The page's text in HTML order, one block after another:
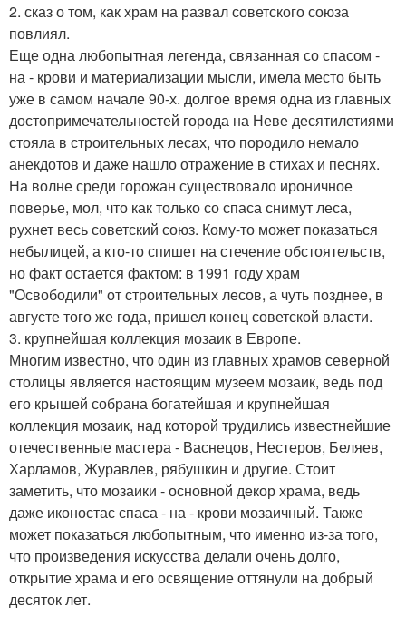
2. сказ о том, как храм на развал советского союза
повлиял.
Еще одна любопытная легенда, связанная со спасом -
на - крови и материализации мысли, имела место быть
уже в самом начале 90-х. долгое время одна из главных
достопримечательностей города на Неве десятилетиями
стояла в строительных лесах, что породило немало
анекдотов и даже нашло отражение в стихах и песнях.
На волне среди горожан существовало ироничное
поверье, мол, что как только со спаса снимут леса,
рухнет весь советский союз. Кому-то может показаться
небылицей, а кто-то спишет на стечение обстоятельств,
но факт остается фактом: в 1991 году храм
"Освободили" от строительных лесов, а чуть позднее, в
августе того же года, пришел конец советской власти.
3. крупнейшая коллекция мозаик в Европе.
Многим известно, что один из главных храмов северной
столицы является настоящим музеем мозаик, ведь под
его крышей собрана богатейшая и крупнейшая
коллекция мозаик, над которой трудились известнейшие
отечественные мастера - Васнецов, Нестеров, Беляев,
Харламов, Журавлев, рябушкин и другие. Стоит
заметить, что мозаики - основной декор храма, ведь
даже иконостас спаса - на - крови мозаичный. Также
может показаться любопытным, что именно из-за того,
что произведения искусства делали очень долго,
открытие храма и его освящение оттянули на добрый
десяток лет.